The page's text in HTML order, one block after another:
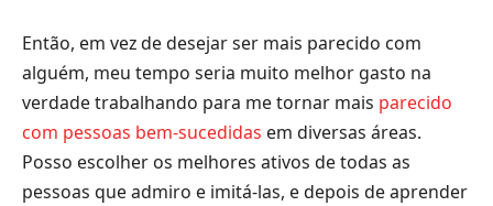
Então, em vez de desejar ser mais parecido com
alguém, meu tempo seria muito melhor gasto na
verdade trabalhando para me tornar mais parecido
com pessoas bem-sucedidas em diversas áreas.
Posso escolher os melhores ativos de todas as
pessoas que admiro e imitá-las, e depois de aprender